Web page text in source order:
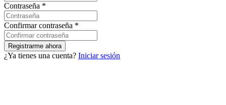
Contraseña *
Confirmar contraseña *
¿Ya tienes una cuenta? Iniciar sesión